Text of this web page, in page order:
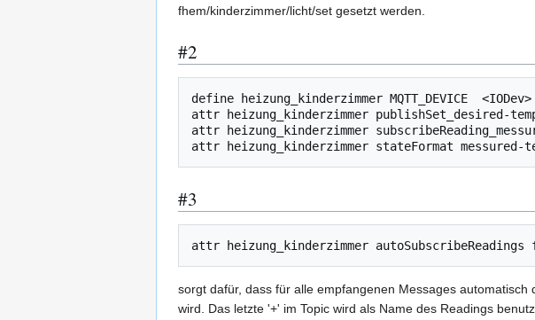
fhem/kinderzimmer/licht/set gesetzt werden.
#2
define heizung_kinderzimmer MQTT_DEVICE  <IODev>
attr heizung_kinderzimmer publishSet_desired-
attr heizung_kinderzimmer
#3
sorgt dafür, dass für alle empfangenen Messages
wird. Das letzte '+' im Topic wird als Name des Readings